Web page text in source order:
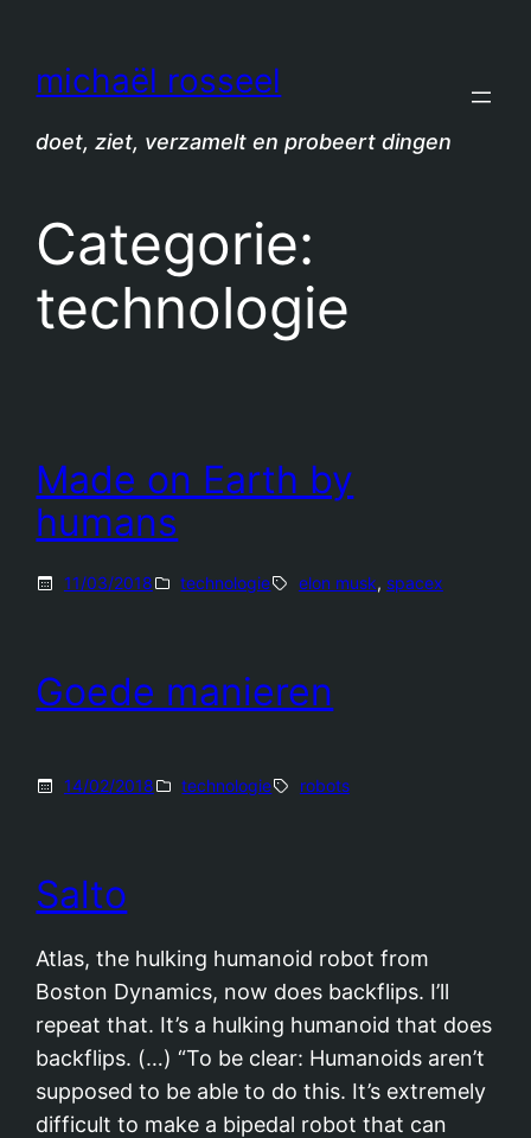
michaël rosseel
doet, ziet, verzamelt en probeert dingen
Categorie:
technologie
Made on Earth by
humans
11/03/2018 technologie elon musk, spacex
Goede manieren
14/02/2018 technologie robots
Salto
Atlas, the hulking humanoid robot from
Boston Dynamics, now does backflips. I’ll
repeat that. It’s a hulking humanoid that does
backflips. (…) “To be clear: Humanoids aren’t
supposed to be able to do this. It’s extremely
difficult to make a bipedal robot that can